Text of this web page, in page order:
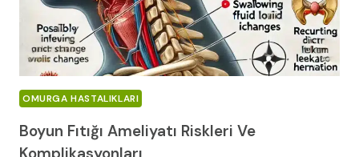
OMURGA HASTALIKLARI
Boyun Fıtığı Ameliyatı Riskleri Ve